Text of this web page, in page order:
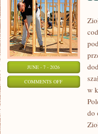
JUNE - 7 - 2026
COMMENTS OFFON
w
do